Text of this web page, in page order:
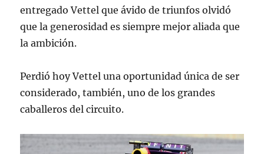
entregado Vettel que ávido de triunfos olvidó
que la generosidad es siempre mejor aliada que
la ambición.
Perdió hoy Vettel una oportunidad única de ser
considerado, también, uno de los grandes
caballeros del circuito.